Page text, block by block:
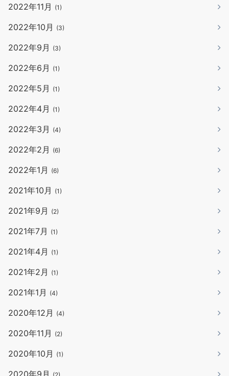
2022年11月 (1)
2022年10月 (3)
2022年9月 (3)
2022年6月 (1)
2022年5月 (1)
2022年4月 (1)
2022年3月 (4)
2022年2月 (6)
2022年1月 (6)
2021年10月 (1)
2021年9月 (2)
2021年7月 (1)
2021年4月 (1)
2021年2月 (1)
2021年1月 (4)
2020年12月 (4)
2020年11月 (2)
2020年10月 (1)
2020年9月